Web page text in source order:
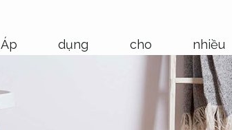
Áp dụng cho